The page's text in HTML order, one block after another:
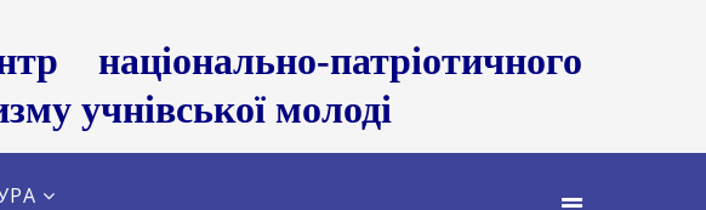
національно-патріотичного
учнівської молоді